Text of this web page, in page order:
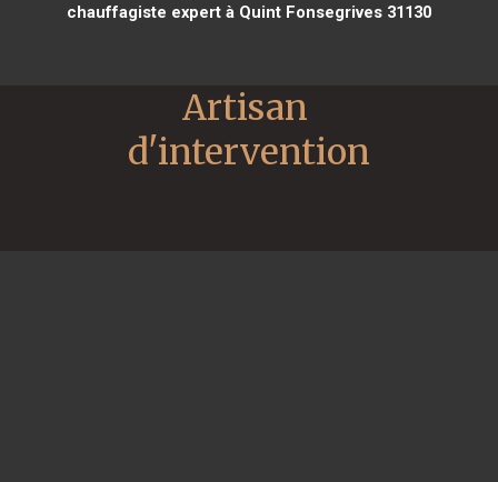
chauffagiste expert à Quint Fonsegrives 31130
Artisan
d'intervention